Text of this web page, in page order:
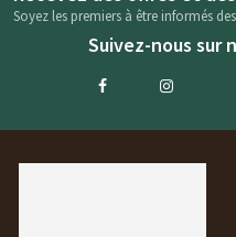
Soyez les premiers à être informés
Suivez-nous sur